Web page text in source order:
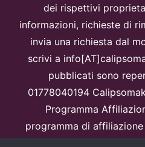
dei rispettivi
informazioni, richieste di
invia una richiesta dal
scrivi a
pubblicati sono
01778040194
Programma
programma di